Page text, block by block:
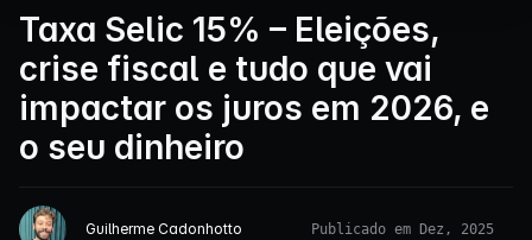
Taxa Selic 15% – Eleições,
crise fiscal e tudo que vai
impactar os juros em 2026, e
o seu dinheiro
Guilherme Cadonhotto Publicado em Dez, 2025